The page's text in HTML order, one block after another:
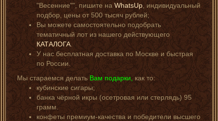
"Весенние"", пишите наWhatsUp, индивидуальный
подбор, цены от 500 тысяч рублей;
Вы можете самостоятельно подобрать
тематичный лот из нашего действующего
КАТАЛОГА.
У нас бесплатная доставка по Москве и быстрая
по России.
Мы стараемся делатьВам подарки,как то:
кубинские сигары;
банка чёрной икры (осетровая или стерлядь) 95
грамм.
конфеты премиум-качества и победители высшего